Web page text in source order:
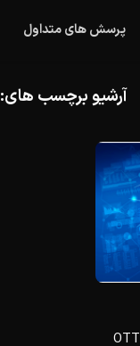
پرسش های متداول
آرشیو برچسب های:
3 صنعت برتر که می‌توانند از برنامه‌های OTT